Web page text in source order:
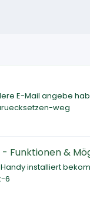
E-Mail angebe
weg
Funktionen &
installiert
6